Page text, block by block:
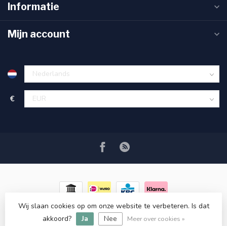
Informatie
Mijn account
€
© Copyright 2026 RC COSMETICS- Powered byLightspeed-
Lightspeed design
Dyvelopment
Wij slaan cookies op om onze website te verbeteren. Is dat
akkoord?
Ja Nee Meer over cookies »